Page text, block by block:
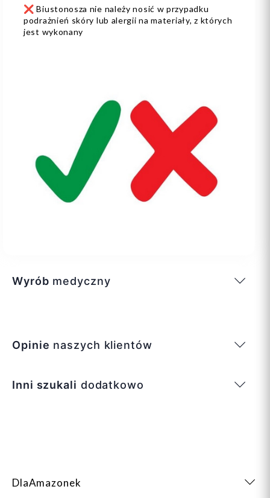
❌ Biustonosza nie należy nosić w przypadku
podrażnień skóry lub alergii na materiały, z których
jest wykonany
Wyrób medyczny
Opinie naszych klientów
Inni szukali dodatkowo
DlaAmazonek